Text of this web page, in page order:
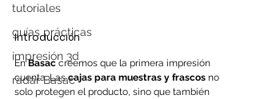
tutoriales
guías prácticas
impresión 3d
radar Basac
Introducción
En Basac creemos que la primera impresión
cuenta. Las cajas para muestras y frascos no
solo protegen el producto, sino que también